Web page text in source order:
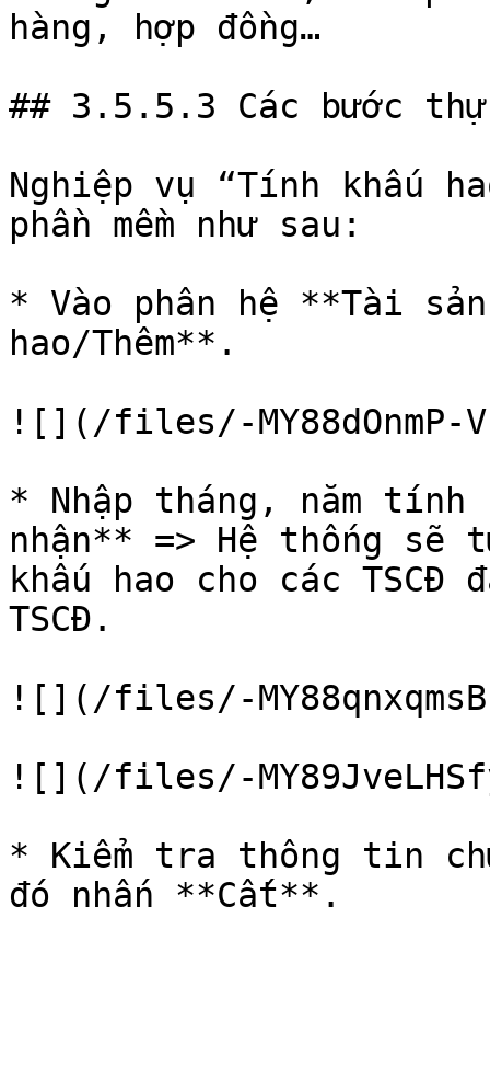
hàng, hợp đồng…
## 3.5.5.3 Các bước
Nghiệp vụ “Tính khấu
phần mềm như sau:
* Vào phân hệ **Tài
hao/Thêm**.
![](/files/-MY88dOnmP-
* Nhập tháng, năm tính
nhận** => Hệ thống
khấu hao cho các
TSCĐ.
![](/files/-
![](/files/-
* Kiểm tra thông tin